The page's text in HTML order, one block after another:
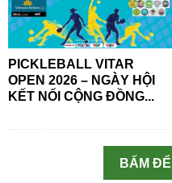
PICKLEBALL VITAR
OPEN 2026 – NGÀY HỘI
KẾT NỐI CỘNG ĐỒNG...
BẤM